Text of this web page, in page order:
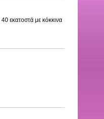
εκατοστά με κόκκινα